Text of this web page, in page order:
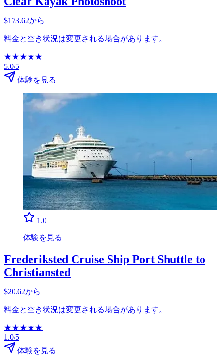
$173.62から
料金と空き状況は変更される場合があります。
★★★★★
5.0/5
体験を見る
1.0
体験を見る
Frederiksted Cruise Ship Port Shuttle to
Christiansted
$20.62から
料金と空き状況は変更される場合があります。
★★★★★
1.0/5
体験を見る